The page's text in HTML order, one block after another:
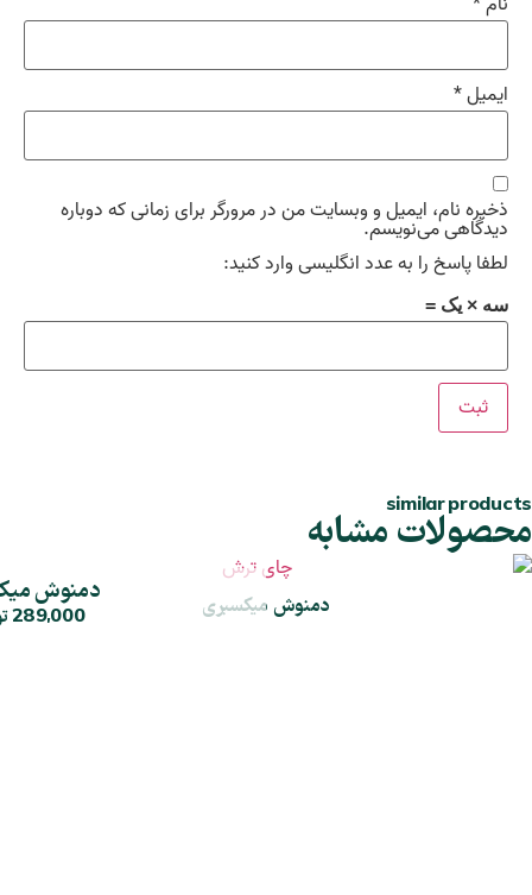
ایمیل*
ذخیره نام، ایمیل و وبسایت من در مرورگر برای زمانی که دوباره
دیدگاهی می‌نویسم.
لطفا پاسخ را به عدد انگلیسی وارد کنید:
سه × یک =
similar products
محصولات مشابه
دمنوش
289,000 دمنوش میکسبری